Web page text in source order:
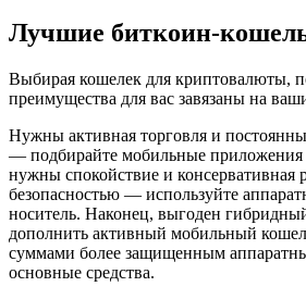
Лучшие биткоин-
Выбирая кошелек для криптовалюты,
преимущества для вас завязаны на
Нужны активная торговля и
— подбирайте мобильные приложения
нужны спокойствие и консервативная
безопасностью — используйте
носитель. Наконец, выгоден
дополнить активный мобильный
суммами более защищенным
основные средства.